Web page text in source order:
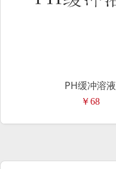
PH缓冲溶液
￥68